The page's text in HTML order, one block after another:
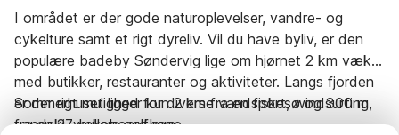
I området er der gode naturoplevelser, vandre- og
cykelture samt et rigt dyreliv. Vil du have byliv, er den
populære badeby Søndervig lige om hjørnet 2 km væk
med butikker, restauranter og aktiviteter. Langs fjorden
er der rigt mulighed for diverse vandsport, windsurfing,
vandski, wakeboard mm.
Sommerhuset ligger kun 2 km fra en fiskesø og 300 m
fra en 27-hullers golfbane.